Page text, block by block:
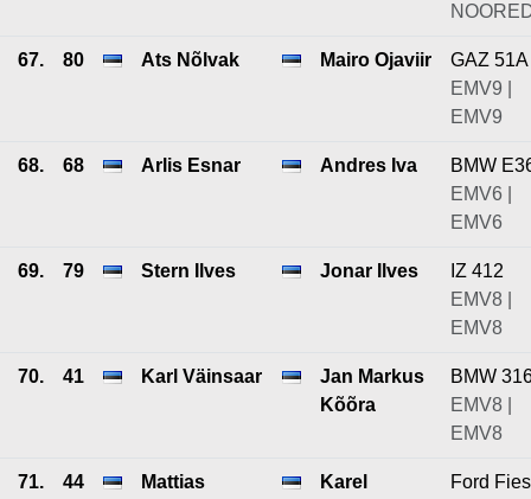
67. 80 Ats Nõlvak Mairo Ojaviir
GAZ 51A
EMV9 |
EMV9
68. 68 Arlis Esnar Andres Iva
BMW
EMV6 |
EMV6
69. 79 Stern Ilves Jonar Ilves
IZ 412
EMV8 |
EMV8
70. 41 Karl Väinsaar
Jan Markus
Kõõra
BMW
EMV8 |
EMV8
71. 44
Mattias
Karel
Ford